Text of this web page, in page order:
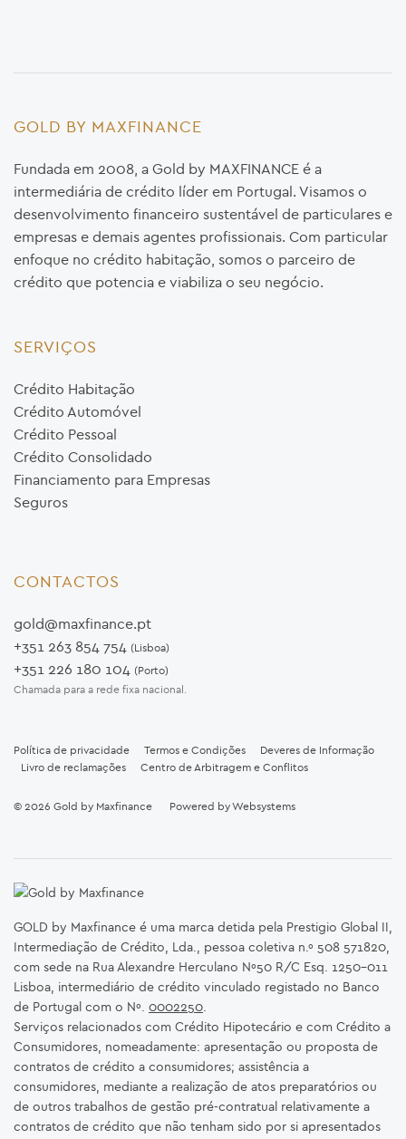
GOLD BY MAXFINANCE
Fundada em 2008, a Gold by MAXFINANCE é a
intermediária de crédito líder em Portugal. Visamos o
desenvolvimento financeiro sustentável de particulares e
empresas e demais agentes profissionais. Com particular
enfoque no crédito habitação, somos o parceiro de
crédito que potencia e viabiliza o seu negócio.
SERVIÇOS
Crédito Habitação
Crédito Automóvel
Crédito Pessoal
Crédito Consolidado
Financiamento para Empresas
Seguros
CONTACTOS
gold@maxfinance.pt
+351 263 854 754 (Lisboa)
+351 226 180 104 (Porto)
Chamada para a rede fixa nacional.
Política de privacidade Termos e Condições
Deveres de Informação
Livro de reclamações
Centro de Arbitragem e Conflitos
© 2026 Gold by Maxfinance Powered byWebsystems
GOLD by Maxfinance é uma marca detida pela Prestigio Global II,
Intermediação de Crédito, Lda., pessoa coletiva n.º 508 571820,
com sede na Rua Alexandre Herculano Nº50 R/C Esq. 1250-011
Lisboa, intermediário de crédito vinculado registado no Banco
de Portugal com o Nº. 0002250.
Serviços relacionados com Crédito Hipotecário e com Crédito a
Consumidores, nomeadamente: apresentação ou proposta de
contratos de crédito a consumidores; assistência a
consumidores, mediante a realização de atos preparatórios ou
de outros trabalhos de gestão pré-contratual relativamente a
contratos de crédito que não tenham sido por si apresentados